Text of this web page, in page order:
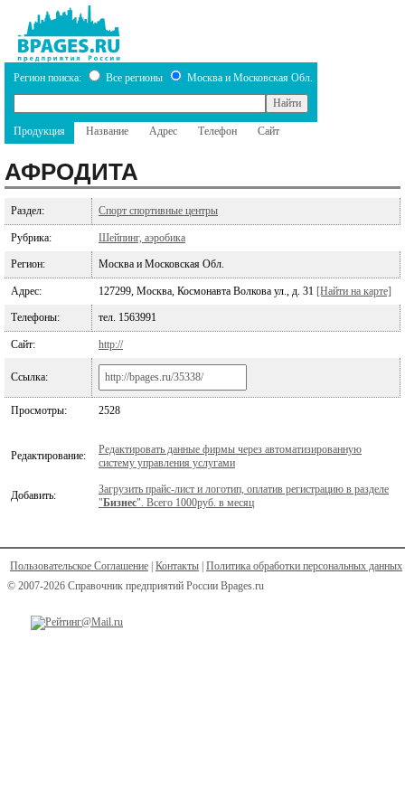
Регион поиска: Все регионы Москва и Московская Обл.
Продукция Название Адрес Телефон Сайт
АФРОДИТА
Раздел: Спорт спортивные центры
Рубрика: Шейпинг, аэробика
Регион: Москва и Московская Обл.
Адрес: 127299, Москва, Космонавта Волкова ул., д. 31 [Найти на карте]
Телефоны: тел. 1563991
Сайт: http://
Ссылка:
Просмотры: 2528
Редактирование:
Редактировать данные фирмы через автоматизированную
систему управления услугами
Добавить:
Загрузить прайс-лист и логотип, оплатив регистрацию в разделе
"Бизнес". Всего 1000руб. в месяц
Пользовательское Соглашение Контакты Политика обработки персональных данных
© 2007-2026 Справочник предприятий России Bpages.ru